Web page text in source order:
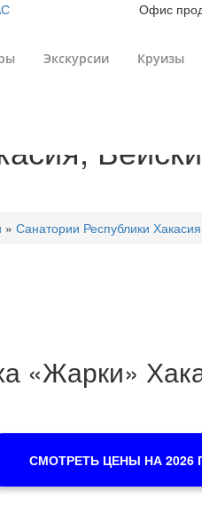
Офис
Экскурсии Круизы
» Санатории Республики Хакасия
«Жарки»
СМОТРЕТЬ ЦЕНЫ НА 2026